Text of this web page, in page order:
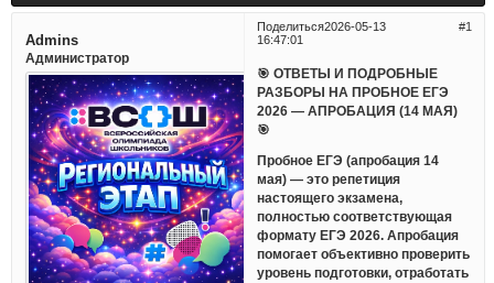
Поделиться 1
2026-05-13
16:47:01
Admins
Администратор
🎯 ОТВЕТЫ И ПОДРОБНЫЕ
РАЗБОРЫ НА ПРОБНОЕ ЕГЭ
2026 — АПРОБАЦИЯ (14 МАЯ)
🎯
Пробное ЕГЭ (апробация 14
мая) — это репетиция
настоящего экзамена,
полностью соответствующая
формату ЕГЭ 2026. Апробация
помогает объективно проверить
уровень подготовки, отработать